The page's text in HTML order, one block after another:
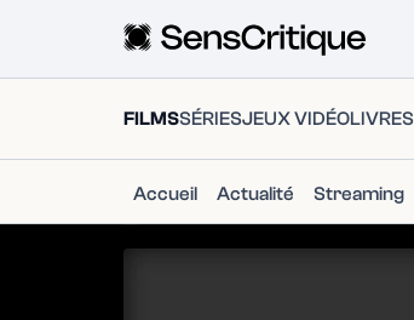
FILMSSÉRIESJEUX VIDÉOLIVRES
Accueil Actualité Streaming